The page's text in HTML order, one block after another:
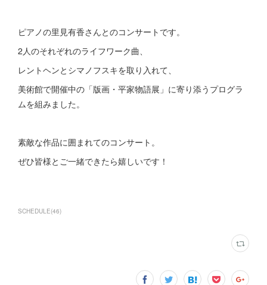
ピアノの里見有香さんとのコンサートです。
2人のそれぞれのライフワーク曲、
レントヘンとシマノフスキを取り入れて、
美術館で開催中の「版画・平家物語展」に寄り添うプログラ
ムを組みました。
素敵な作品に囲まれてのコンサート。
ぜひ皆様とご一緒できたら嬉しいです！
SCHEDULE(46)